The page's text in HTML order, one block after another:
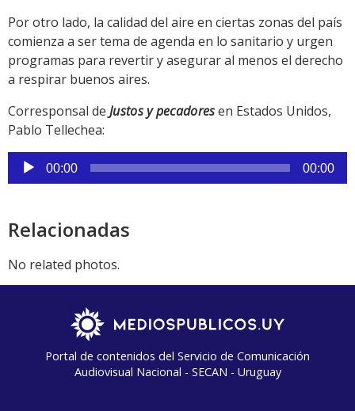
Por otro lado, la calidad del aire en ciertas zonas del país
comienza a ser tema de agenda en lo sanitario y urgen
programas para revertir y asegurar al menos el derecho
a respirar buenos aires.
Corresponsal de Justos y pecadoresen Estados Unidos,
Pablo Tellechea:
Reproductor
de
00:00 00:00
Relacionadas
No related photos.
Portal de contenidos del Servicio de Comunicación
Audiovisual Nacional - SECAN - Uruguay